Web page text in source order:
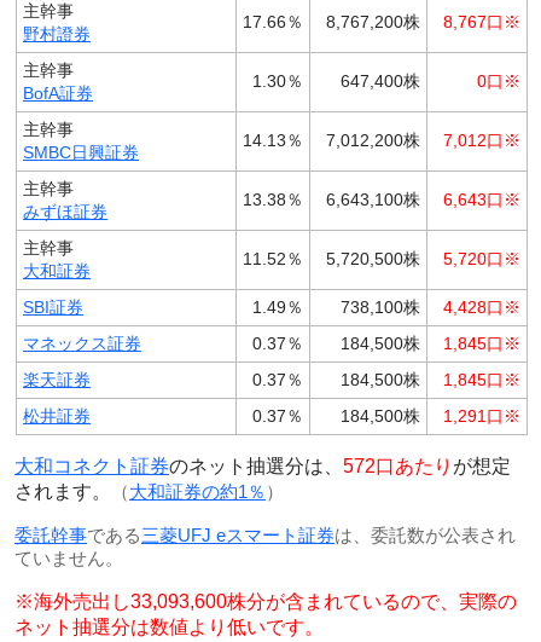
主幹事
野村證券
17.66％ 8,767,200株 8,767口※
主幹事
BofA証券
1.30％ 647,400株 0口※
主幹事
SMBC日興証券
14.13％ 7,012,200株 7,012口※
主幹事
みずほ証券
13.38％ 6,643,100株 6,643口※
主幹事
大和証券
11.52％ 5,720,500株 5,720口※
SBI証券 1.49％ 738,100株
4,428口※
マネックス証券
0.37％ 184,500株
1,845口※
楽天証券
0.37％ 184,500株
1,845口※
松井証券
0.37％ 184,500株 1,291口※
大和コネクト証券のネット抽選分は、 572口あたり が想定
されます。
（大和証券の約1％ ）
委託幹事である三菱UFJ eスマート証券は、委託数が公表され
ていません。
※海外売出し33,093,600株分が含まれているので、実際の
ネット抽選分は数値より低いです。